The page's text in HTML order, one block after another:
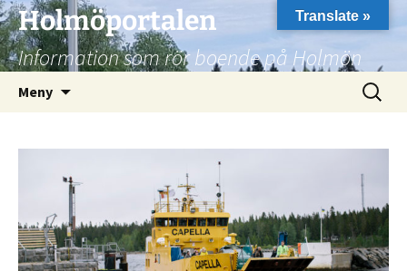
Hoppa
till
innehåll
Holmöportalen
Information som rör boende på Holmön
Meny
Sök
efter:
Translate »